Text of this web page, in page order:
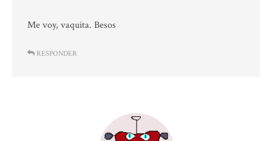
Me voy, vaquita. Besos
RESPONDER